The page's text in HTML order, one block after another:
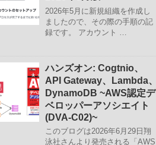
2026年5月に新規組織を作成し
ましたので、その際の手順の記
録です。 アカウント …
ハンズオン: Cogtnio、
API Gateway、Lambda、
DynamoDB ~AWS認定デ
ベロッパーアソシエイト
(DVA-C02)~
このブログは2026年6月29日翔
泳社さんより発売される「AWS